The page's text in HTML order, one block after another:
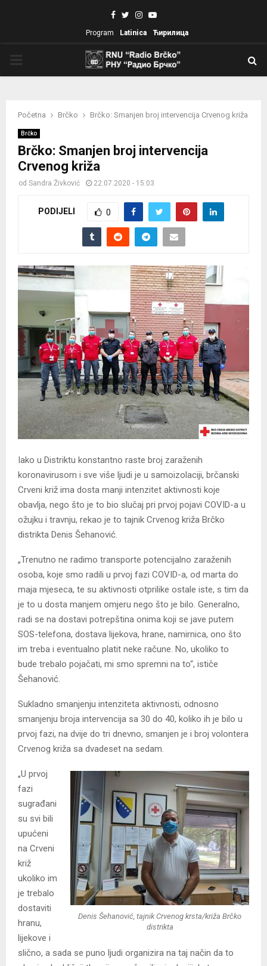
Facebook
TwitterInstagram
Youtube
Program Latinica Ћирилица
Početna Brčko Brčko: Smanjen broj intervencija Crvenog križa
Brčko
Brčko: Smanjen broj intervencija
Crvenog križa
od Sandra Živković 22.07.2020 - 15:03
PODIJELI 0
Iako u Distriktu konstantno raste broj zaraženih
koronavirusom i sve više ljudi je u samoizolaciji, brčanski
Crveni križ ima dosta manji intenzitet aktivnosti koje
obavlja, nego što je to bio slučaj pri prvoj pojavi COVID-a u
ožujku i travnju, rekao je to tajnik Crvenog križa Brčko
distrikta Denis Šehanović.
„Trenutno ne radimo transporte potencijalno zaraženih
osoba, koje smo radili u prvoj fazi COVID-a, od marta do
maja mjeseca, te su aktivnosti otprilike ostale iste, s tim da
je to u dosta manjem omjeru nego što je bilo. Generalno,
radi se na dostavi potrepština onima koji se jave putem
SOS-telefona, dostava lijekova, hrane, namirnica, ono što
im treba i eventualno platit neke račune. No, ukoliko to
bude trebalo pojačati, mi smo spremni na to“, ističe
Šehanović.
Sukladno smanjenju intenziteta aktivnosti, odnosno
smanjenju broja intervencija sa 30 do 40, koliko ih je bilo u
prvoj fazi, na dvije do tri dnevno, smanjen je i broj volontera
Crvenog križa sa dvadeset na sedam.
Denis Šehanović, tajnik Crvenog krsta/križa Brčko
distrikta
„U prvoj
fazi
sugrađani
su svi bili
upućeni
na Crveni
križ
ukoliko im
je trebalo
dostaviti
hranu,
lijekove i
slično, a sada se puno ljudi organizira na taj način da to